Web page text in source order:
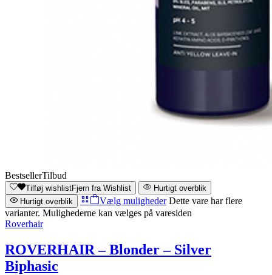
BestsellerTilbud
Tilføj wishlistFjern fra Wishlist
Hurtigt overblik
Hurtigt overblik
Vælg muligheder Dette vare har flere
varianter. Mulighederne kan vælges på varesiden
Roverhair
ROVERHAIR – Blonder – Silver
Biphasic